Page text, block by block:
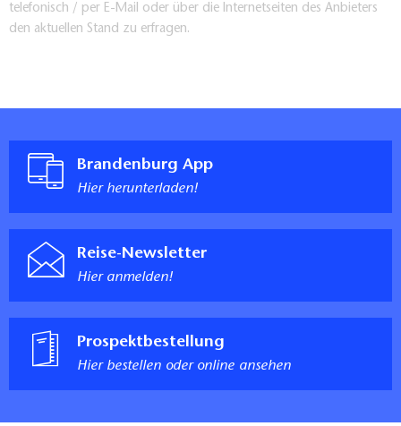
telefonisch / per E-Mail oder über die Internetseiten des Anbieters
den aktuellen Stand zu erfragen.
Brandenburg App
Hier herunterladen!
Reise-Newsletter
Hier anmelden!
Prospektbestellung
Hier bestellen oder online ansehen